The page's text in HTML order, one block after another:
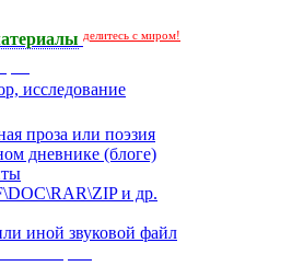
делитесь с миром!
исследование
проза или поэзия
дневнике (блоге)
и др.
иной звуковой файл